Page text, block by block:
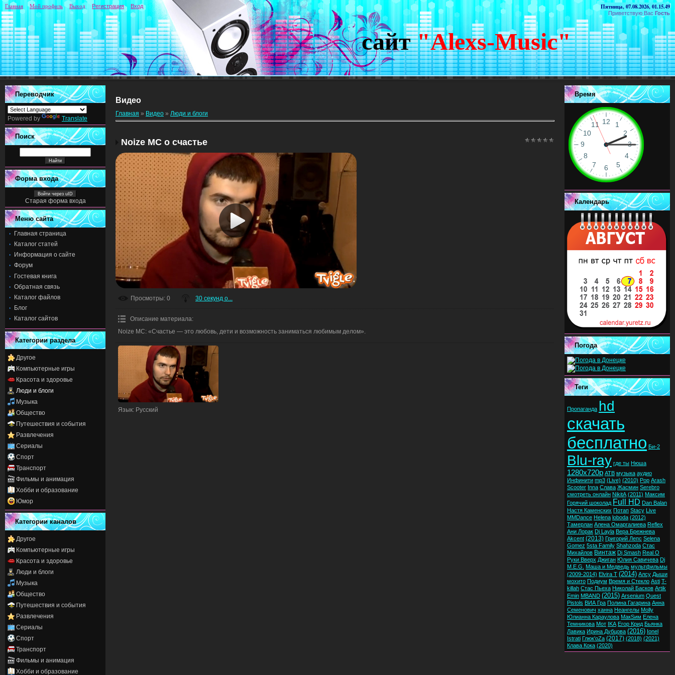
Пятница, 07.08.2026, 01.15.49
Приветствую Вас Гость
сайт "Alexs-Music"
Главная Мой профиль Выход Регистрация Вход
Переводчик
Powered by Translate
Поиск
Форма входа
Войти через uID
Старая форма входа
Меню сайта
Главная страница
Каталог статей
Информация о сайте
Форум
Гостевая книга
Обратная связь
Каталог файлов
Блог
Каталог сайтов
Категории раздела
Другое
Компьютерные игры
Красота и здоровье
Люди и блоги
Музыка
Общество
Путешествия и события
Развлечения
Сериалы
Спорт
Транспорт
Фильмы и анимация
Хобби и образование
Юмор
Категории каналов
Другое
Компьютерные игры
Красота и здоровье
Люди и блоги
Музыка
Общество
Путешествия и события
Развлечения
Сериалы
Спорт
Транспорт
Фильмы и анимация
Хобби и образование
Видео
Главная » Видео » Люди и блоги
Noize MC о счастье
Просмотры: 0 30 секунд о...
Описание материала:
Noize MC: «Счастье — это любовь, дети и возможность заниматься любимым делом».
Язык: Русский
Время
Календарь
Погода
Теги
Пропаганда hd
скачать
бесплатно Би-2
Blu-ray где ты Нюша
1280x720p ATB музыка аудио
Инфинити mp3 (Live) (2010) Pop Arash
Scooter Inna Слава Жасмин Serebro
смотреть онлайн NikitA (2011) Максим
Горячий шоколад Full HD Dan Balan
Настя Каменских Потап Stacy Live
MMDance Helena loboda (2012)
Тамерлан Алена Омаргалиева Reflex
Ани Лорак Dj Layla Вера Брежнева
Akcent (2013) Григорий Лепс Selena
Gomez 5sta Family Shahzoda Стас
Михайлов Винтаж Dj Smash Real O
Руки Вверх Джиган Юлия Савичева Dj
M.E.G.
Маша и Медведь мультфильмы
(2009-2014) Elvira T (2014) Алсу Дыши
мохито Подиум Время и Стекло Asti T-
killah Стас Пьеха Николай Басков Artik
Emin MBAND (2015) Arsenium Quest
Pistols ВИА Гра Полина Гагарина Анна
Семенович ханна Неангелы Molly
Юлианна Караулова МакSим Елена
Темникова Мот IKA Егор Крид Бьянка
Лавика Ирина Дубцова (2016) Ionel
Istrati Глюк'oZa (2017) (2018) (2021)
Клава Кока (2020)